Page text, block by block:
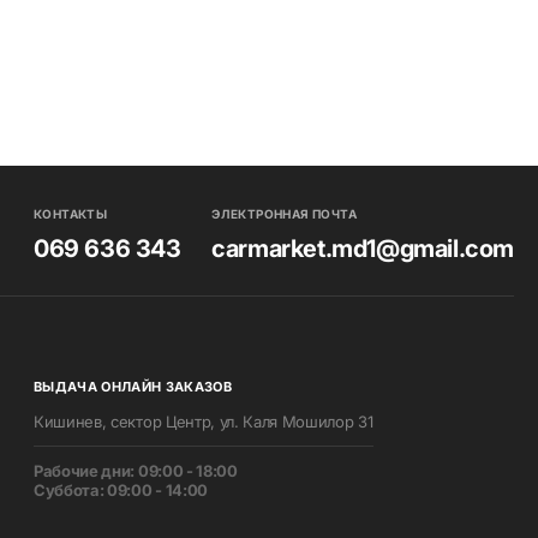
КОНТАКТЫ
069 636 343
ЭЛЕКТРОННАЯ ПОЧТА
carmarket.md1@gmail.com
ВЫДАЧА ОНЛАЙН ЗАКАЗОВ
Кишинев, сектор Центр, ул. Каля Мошилор 31
Pабочие дни: 09:00 - 18:00
Суббота: 09:00 - 14:00